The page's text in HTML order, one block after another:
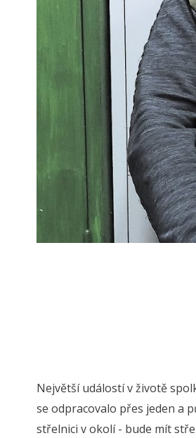
Největší událostí v životě
se odpracovalo přes jeden a
střelnici v okolí - bude mít